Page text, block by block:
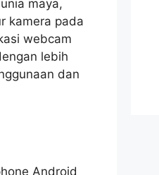
maya,
kamera pada
webcam
lebih
dan
Android